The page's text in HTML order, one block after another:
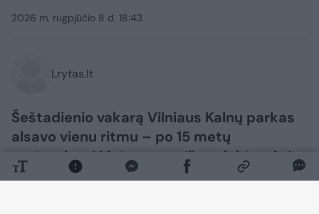
2026 m. rugpjūčio 8 d. 18:43
Lrytas.lt
Šeštadienio vakarą Vilniaus Kalnų parkas
alsavo vienu ritmu – po 15 metų
pertraukos į Lietuvą sugrįžęs elektroninės
muzikos vizionierius Moby čia surengė